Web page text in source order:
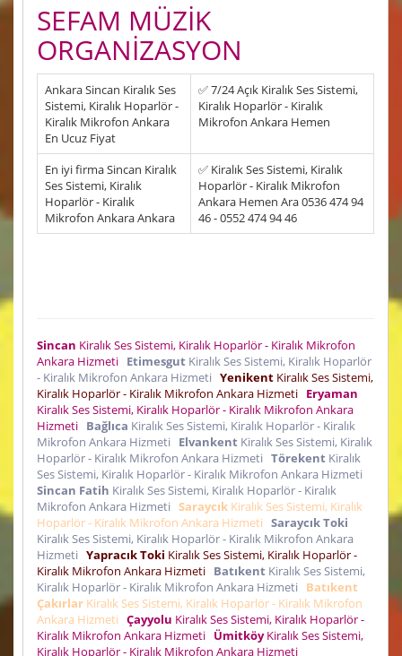
SEFAM MÜZİK
ORGANİZASYON
Ankara Sincan Kiralık Ses
Sistemi, Kiralık Hoparlör -
Kiralık Mikrofon Ankara
En Ucuz Fiyat
✅ 7/24 Açık Kiralık Ses Sistemi,
Kiralık Hoparlör - Kiralık
Mikrofon Ankara Hemen
En iyi firma Sincan Kiralık
Ses Sistemi, Kiralık
Hoparlör - Kiralık
Mikrofon Ankara Ankara
✅ Kiralık Ses Sistemi, Kiralık
Hoparlör - Kiralık Mikrofon
Ankara Hemen Ara 0536 474 94
46 - 0552 474 94 46
Sincan Kiralık Ses Sistemi, Kiralık Hoparlör - Kiralık Mikrofon
Ankara Hizmeti Etimesgut Kiralık Ses Sistemi, Kiralık Hoparlör
- Kiralık Mikrofon Ankara Hizmeti Yenikent Kiralık Ses Sistemi,
Kiralık Hoparlör - Kiralık Mikrofon Ankara Hizmeti Eryaman
Kiralık Ses Sistemi, Kiralık Hoparlör - Kiralık Mikrofon Ankara
Hizmeti Bağlıca Kiralık Ses Sistemi, Kiralık Hoparlör - Kiralık
Mikrofon Ankara Hizmeti
Elvankent Kiralık Ses Sistemi, Kiralık
Hoparlör - Kiralık Mikrofon Ankara Hizmeti Törekent Kiralık
Ses Sistemi, Kiralık Hoparlör - Kiralık Mikrofon Ankara Hizmeti
Sincan Fatih Kiralık Ses Sistemi, Kiralık Hoparlör - Kiralık
Mikrofon Ankara Hizmeti Saraycık Kiralık Ses Sistemi, Kiralık
Hoparlör - Kiralık Mikrofon Ankara Hizmeti Saraycık Toki
Kiralık Ses Sistemi, Kiralık Hoparlör - Kiralık Mikrofon Ankara
Hizmeti Yapracık Toki Kiralık Ses Sistemi, Kiralık Hoparlör -
Kiralık Mikrofon Ankara Hizmeti Batıkent Kiralık Ses Sistemi,
Kiralık Hoparlör - Kiralık Mikrofon Ankara Hizmeti
Batıkent
Çakırlar Kiralık Ses Sistemi, Kiralık Hoparlör - Kiralık Mikrofon
Ankara Hizmeti Çayyolu Kiralık Ses Sistemi, Kiralık Hoparlör -
Kiralık Mikrofon Ankara Hizmeti ÜmitköyKiralık Ses Sistemi,
Kiralık Hoparlör - Kiralık Mikrofon Ankara Hizmeti